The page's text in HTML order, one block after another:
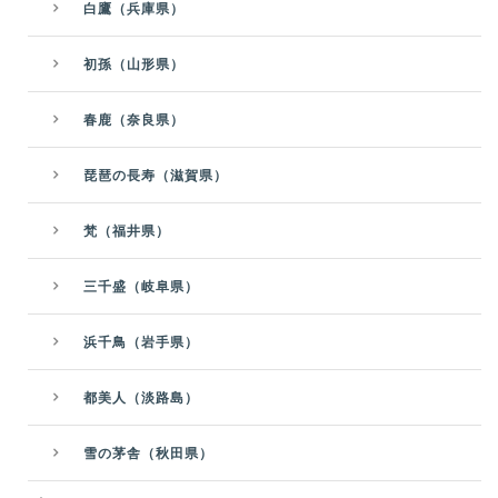
白鷹（兵庫県）
初孫（山形県）
春鹿（奈良県）
琵琶の長寿（滋賀県）
梵（福井県）
三千盛（岐阜県）
浜千鳥（岩手県）
都美人（淡路島）
雪の茅舎（秋田県）